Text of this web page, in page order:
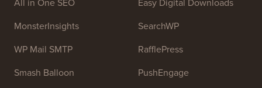
MonsterInsights
WP Mail SMTP
Smash Balloon
SearchWP
RafflePress
PushEngage